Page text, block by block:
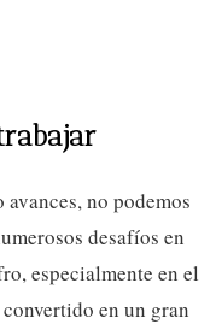
no podemos
desafíos en
especialmente en el
en un gran